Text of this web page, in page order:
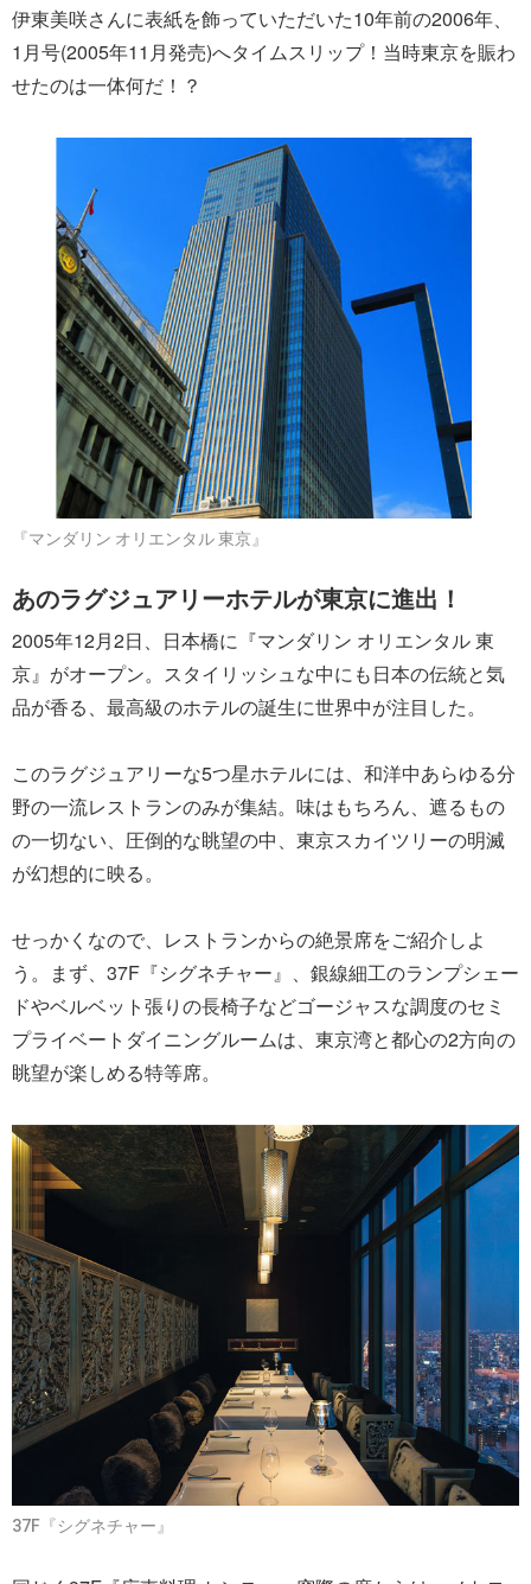
伊東美咲さんに表紙を飾っていただいた10年前の2006年、
1月号(2005年11月発売)へタイムスリップ！当時東京を賑わ
せたのは一体何だ！？
『マンダリン オリエンタル 東京』
あのラグジュアリーホテルが東京に進出！
2005年12月2日、日本橋に『マンダリン オリエンタル 東
京』がオープン。スタイリッシュな中にも日本の伝統と気
品が香る、最高級のホテルの誕生に世界中が注目した。
このラグジュアリーな5つ星ホテルには、和洋中あらゆる分
野の一流レストランのみが集結。味はもちろん、遮るもの
の一切ない、圧倒的な眺望の中、東京スカイツリーの明滅
が幻想的に映る。
せっかくなので、レストランからの絶景席をご紹介しよ
う。まず、37F『シグネチャー』、銀線細工のランプシェー
ドやベルベット張りの長椅子などゴージャスな調度のセミ
プライベートダイニングルームは、東京湾と都心の2方向の
眺望が楽しめる特等席。
37F『シグネチャー』